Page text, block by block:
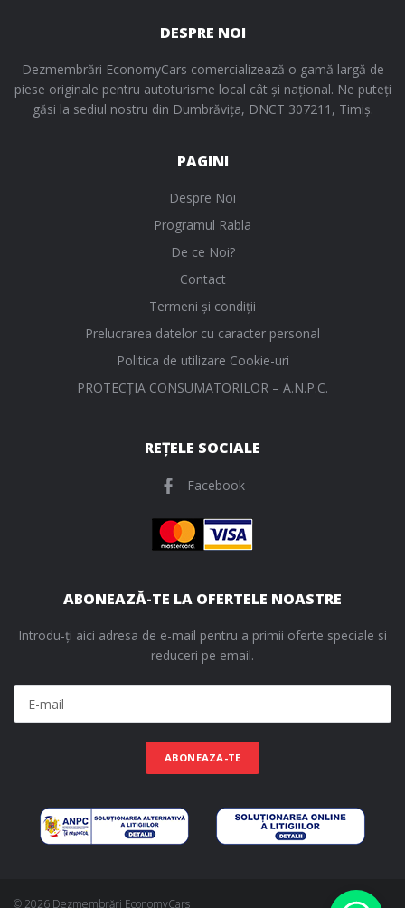
DESPRE NOI
Dezmembrări EconomyCars comercializează o gamă largă de
piese originale pentru autoturisme local cât și național. Ne puteți
găsi la sediul nostru din Dumbrăvița, DNCT 307211, Timiș.
PAGINI
Despre Noi
Programul Rabla
De ce Noi?
Contact
Termeni și condiții
Prelucrarea datelor cu caracter personal
Politica de utilizare Cookie-uri
PROTECŢIA CONSUMATORILOR – A.N.P.C.
REȚELE SOCIALE
Facebook
ABONEAZĂ-TE LA OFERTELE NOASTRE
Introdu-ți aici adresa de e-mail pentru a primii oferte speciale si
reduceri pe email.
ABONEAZA-TE
© 2026 Dezmembrări EconomyCars